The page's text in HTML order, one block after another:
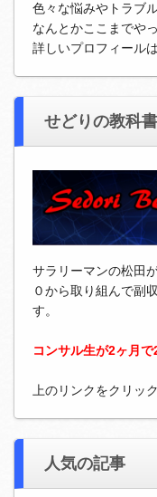
色々な悩みやトラブ
なんとかここまでや
詳しいプロフィールは
せどりの教科書
サラリーマンの松田が
０から取り組んで副
す。
コンサル生が2ヶ月
上のリンクをクリッ
人気の記事